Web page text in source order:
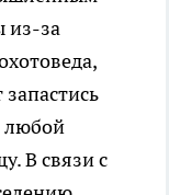
из-за
любой
В связи с